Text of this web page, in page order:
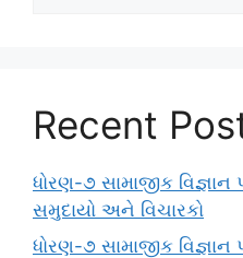
Recent
ધોરણ-૭ સામાજીક વિજ્ઞાન
સમુદાયો અને વિચારકો
ધોરણ-૭ સામાજીક વિજ્ઞાન